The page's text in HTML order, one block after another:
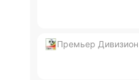
Премьер Дивизион